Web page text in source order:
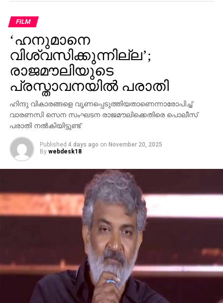
പാര്‍ട്ടിക്ക് ഒരു കുഴപ്പവുമില്ലെന്ന് പറയാന്‍ എം.വി
ഗോവിന്ദന് മാത്രമേ കഴിയൂവെന്നും വി.ഡി സതീശന്‍
പരിഹസിച്ചു. എന്തുകൊണ്ട് ദേവസ്വം ബോര്‍ഡ്
പോറ്റിക്കെതിരെ പരാതി നല്‍കിയില്ലെന്നും പോറ്റി
കുടുങ്ങിയാല്‍ പലരും കുടുങ്ങും എന്ന് സിപിഎമ്മിന്
അറിയാമായിരുന്നുവെന്നും അദ്ദേഹം കൂട്ടിച്ചേര്‍ത്തു.
FILM
‘ഹനുമാനെ
വിശ്വസിക്കുന്നില്ല’;
രാജമൗലിയുടെ
പ്രസ്താവനയില്‍ പരാതി
ഹിന്ദു വികാരങ്ങളെ വൃണപ്പെടുത്തിയതാണെന്നാരോപിച്ച്
വാരണസി സെന സംഘടന രാജമൗലിക്കെതിരെ പൊലീസ്
പരാതി നല്‍കിയിട്ടുണ്ട്
Published 4 days ago on November 20, 2025
By webdesk18